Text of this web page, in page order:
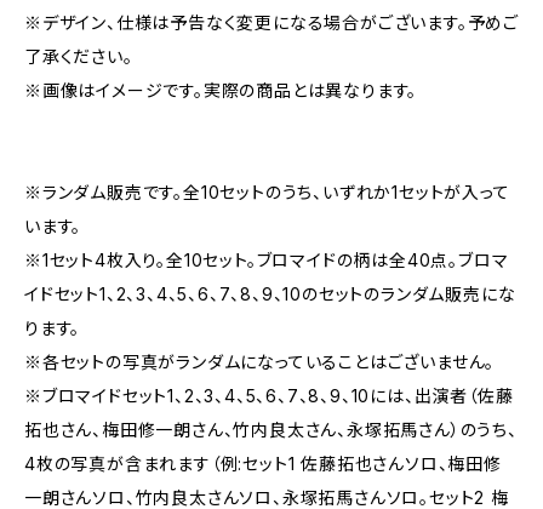
※デザイン、仕様は予告なく変更になる場合がございます。予めご
了承ください。
※画像はイメージです。実際の商品とは異なります。
※ランダム販売です。全10セットのうち、いずれか1セットが入って
います。
※1セット4枚入り。全10セット。ブロマイドの柄は全40点。ブロマ
イドセット1、2、3、4、5、6、7、8、9、10のセットのランダム販売にな
ります。
※各セットの写真がランダムになっていることはございません。
※ブロマイドセット1、2、3、4、5、6、7、8、9、10には、出演者（佐藤
拓也さん、梅田修一朗さん、竹内良太さん、永塚拓馬さん）のうち、
4枚の写真が含まれます（例:セット1 佐藤拓也さんソロ、梅田修
一朗さんソロ、竹内良太さんソロ、永塚拓馬さんソロ。セット2 梅